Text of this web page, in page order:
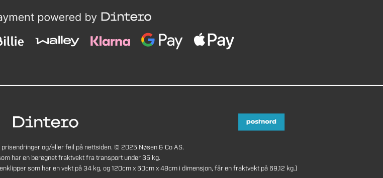
og/eller feil på nettsiden. © 2025 Nøsen & Co AS.
har en beregnet fraktvekt fra transport under 35 kg.
som har en vekt på 34 kg, og 120cm x 60cm x 48cm i dimensjon, får en fraktvekt på 69,12 kg.)